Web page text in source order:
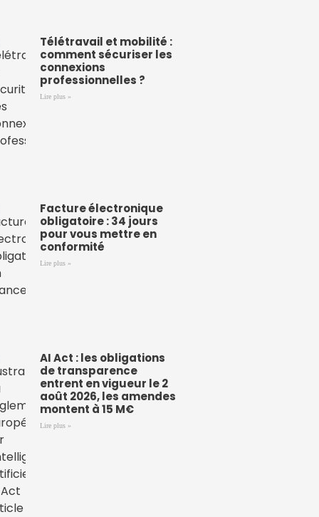
Télétravail et mobilité :
comment sécuriser les
connexions
professionnelles ?
Lire plus »
Facture électronique
obligatoire : 34 jours
pour vous mettre en
conformité
Lire plus »
AI Act : les obligations
de transparence
entrent en vigueur le 2
août 2026, les amendes
montent à 15 M€
Lire plus »